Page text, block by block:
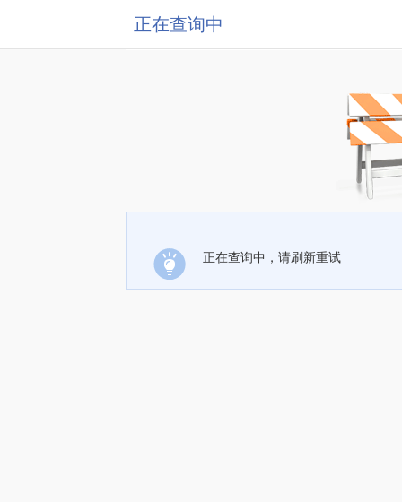
正在查询中
正在查询中，请刷新重试